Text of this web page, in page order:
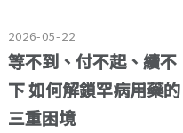
2026-05-22
等不到、付不起、續不
下 如何解鎖罕病用藥的
三重困境